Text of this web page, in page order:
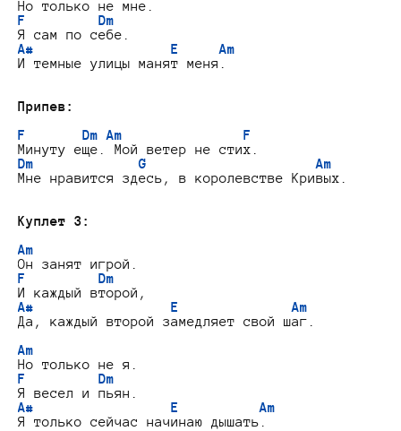
F
Dm
A#
E
Am
И темные улицы манят меня.
Припев:
F
Dm Am
F
Dm
G
Am
Мне нравится здесь, в королевстве Кривых.
Куплет 3:
Am
F
Dm
A#
E
Am
Да, каждый второй замедляет свой шаг.
Am
F
Dm
A#
E
Am
Я только сейчас начинаю дышать.